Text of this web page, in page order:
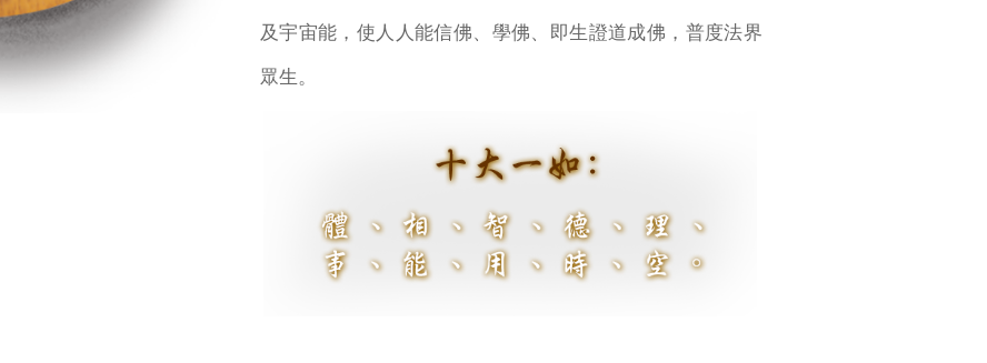
及宇宙能，使人人能信佛、學佛、即生證道成佛，普度法界
眾生。